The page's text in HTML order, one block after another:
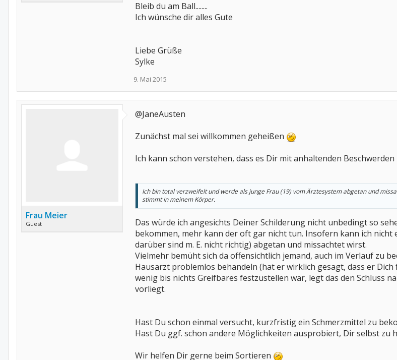
Bleib du am Ball........
Ich wünsche dir alles Gute
Liebe Grüße
Sylke
9. Mai 2015
Frau Meier
Guest
@JaneAusten
Zunächst mal sei willkommen geheißen
Ich kann schon verstehen, dass es Dir mit anhaltenden
Ich bin total verzweifelt und werde als junge Frau (19) vom Ärztesystem abgetan und
stimmt in meinem Körper.
Das würde ich angesichts Deiner Schilderung nicht unbedingt so
bekommen, mehr kann der oft gar nicht tun. Insofern kann ich
darüber sind m. E. nicht richtig) abgetan und missachtet wirst.
Vielmehr bemüht sich da offensichtlich jemand, auch im Verlauf zu
Hausarzt problemlos behandeln (hat er wirklich gesagt, dass er
wenig bis nichts Greifbares festzustellen war, legt das den Schluss
vorliegt.
Hast Du schon einmal versucht, kurzfristig ein Schmerzmittel zu
Hast Du ggf. schon andere Möglichkeiten ausprobiert, Dir selbst zu
Wir helfen Dir gerne beim Sortieren